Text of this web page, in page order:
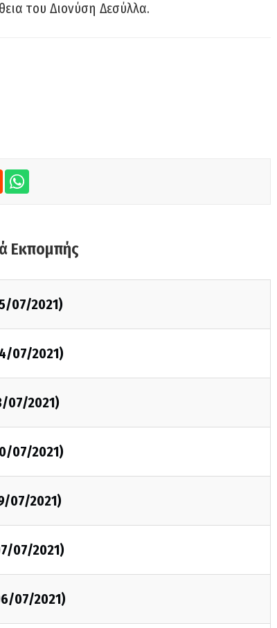
του Διονύση Δεσύλλα.
Εκπομπής
07/2021)
07/2021)
07/2021)
07/2021)
07/2021)
07/2021)
07/2021)